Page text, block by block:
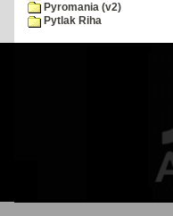
Pyromania (v2)
Pytlak Riha